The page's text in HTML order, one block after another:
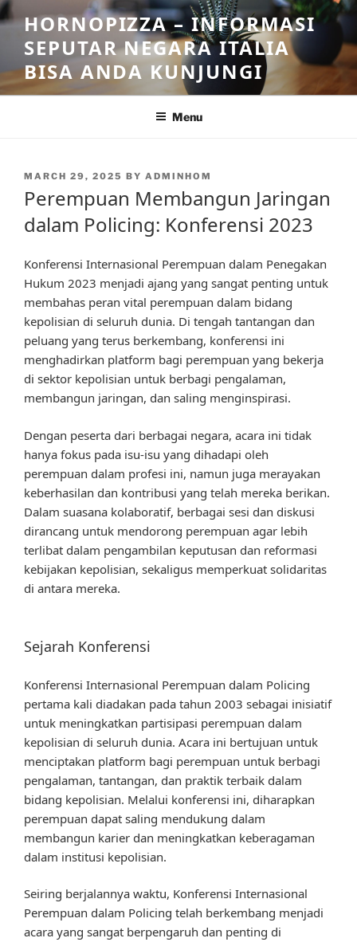
Skip
to
content
HORNOPIZZA – INFORMASI
SEPUTAR NEGARA ITALIA
BISA ANDA KUNJUNGI
Menu
POSTED
MARCH 29, 2025 BY ADMINHOM
Perempuan Membangun Jaringan
dalam Policing: Konferensi 2023
Konferensi Internasional Perempuan dalam Penegakan
Hukum 2023 menjadi ajang yang sangat penting untuk
membahas peran vital perempuan dalam bidang
kepolisian di seluruh dunia. Di tengah tantangan dan
peluang yang terus berkembang, konferensi ini
menghadirkan platform bagi perempuan yang bekerja
di sektor kepolisian untuk berbagi pengalaman,
membangun jaringan, dan saling menginspirasi.
Dengan peserta dari berbagai negara, acara ini tidak
hanya fokus pada isu-isu yang dihadapi oleh
perempuan dalam profesi ini, namun juga merayakan
keberhasilan dan kontribusi yang telah mereka berikan.
Dalam suasana kolaboratif, berbagai sesi dan diskusi
dirancang untuk mendorong perempuan agar lebih
terlibat dalam pengambilan keputusan dan reformasi
kebijakan kepolisian, sekaligus memperkuat solidaritas
di antara mereka.
Sejarah Konferensi
Konferensi Internasional Perempuan dalam Policing
pertama kali diadakan pada tahun 2003 sebagai inisiatif
untuk meningkatkan partisipasi perempuan dalam
kepolisian di seluruh dunia. Acara ini bertujuan untuk
menciptakan platform bagi perempuan untuk berbagi
pengalaman, tantangan, dan praktik terbaik dalam
bidang kepolisian. Melalui konferensi ini, diharapkan
perempuan dapat saling mendukung dalam
membangun karier dan meningkatkan keberagaman
dalam institusi kepolisian.
Seiring berjalannya waktu, Konferensi Internasional
Perempuan dalam Policing telah berkembang menjadi
acara yang sangat berpengaruh dan penting di